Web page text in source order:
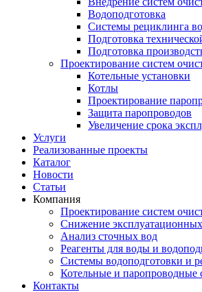
Водоподготовка
Системы рециклинга
Подготовка
Подготовка
Проектирование систем
Котельные установки
Котлы
Проектирование
Защита паропроводов
Увеличение срока
Услуги
Реализованные проекты
Каталог
Новости
Статьи
Компания
Проектирование систем
Снижение эксплуатационных
Анализ сточных вод
Реагенты для воды и
Системы водоподготовки и
Котельные и паропроводные
Контакты